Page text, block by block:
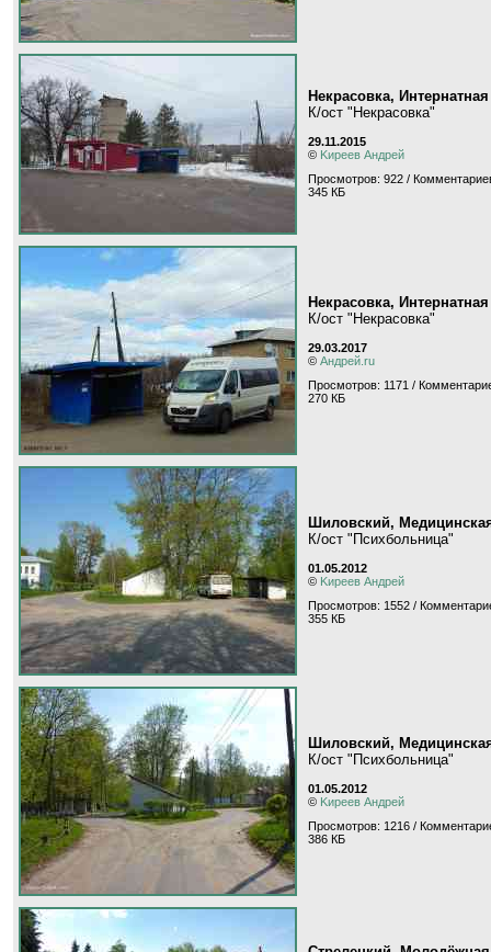
Некрасовка,
К/ост "Некрасовка"
29.11.2015
© Kиpeeв Aндpeй
Просмотров: 922 /
345 КБ
Некрасовка,
К/ост "Некрасовка"
29.03.2017
© Андрей.ru
Просмотров: 1171 /
270 КБ
Шиловский,
К/ост "Психбольница"
01.05.2012
© Kиpeeв Aндpeй
Просмотров: 1552 /
355 КБ
Шиловский,
К/ост "Психбольница"
01.05.2012
© Kиpeeв Aндpeй
Просмотров: 1216 /
386 КБ